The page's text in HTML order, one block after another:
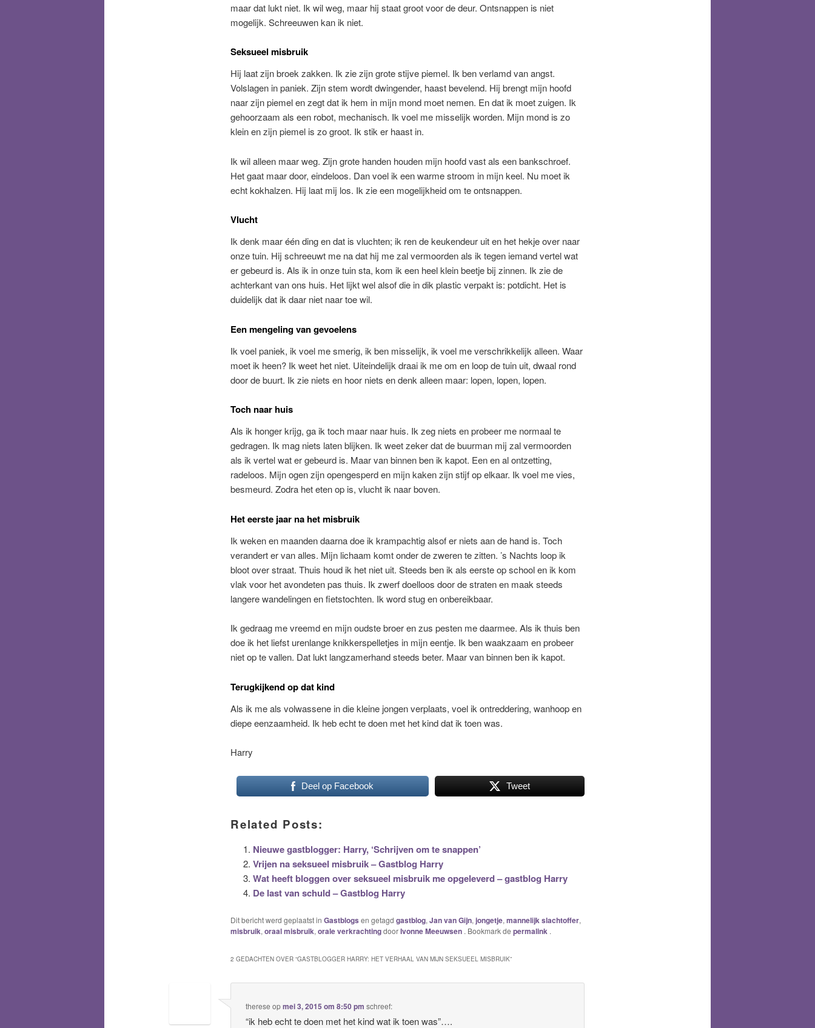
maar dat lukt niet. Ik wil weg, maar hij staat groot voor de deur. Ontsnappen is niet
mogelijk. Schreeuwen kan ik niet.
Seksueel misbruik
Hij laat zijn broek zakken. Ik zie zijn grote stijve piemel. Ik ben verlamd van angst.
Volslagen in paniek. Zijn stem wordt dwingender, haast bevelend. Hij brengt mijn hoofd
naar zijn piemel en zegt dat ik hem in mijn mond moet nemen. En dat ik moet zuigen. Ik
gehoorzaam als een robot, mechanisch. Ik voel me misselijk worden. Mijn mond is zo
klein en zijn piemel is zo groot. Ik stik er haast in.
Ik wil alleen maar weg. Zijn grote handen houden mijn hoofd vast als een bankschroef.
Het gaat maar door, eindeloos. Dan voel ik een warme stroom in mijn keel. Nu moet ik
echt kokhalzen. Hij laat mij los. Ik zie een mogelijkheid om te ontsnappen.
Vlucht
Ik denk maar één ding en dat is vluchten; ik ren de keukendeur uit en het hekje over naar
onze tuin. Hij schreeuwt me na dat hij me zal vermoorden als ik tegen iemand vertel wat
er gebeurd is. Als ik in onze tuin sta, kom ik een heel klein beetje bij zinnen. Ik zie de
achterkant van ons huis. Het lijkt wel alsof die in dik plastic verpakt is: potdicht. Het is
duidelijk dat ik daar niet naar toe wil.
Een mengeling van gevoelens
Ik voel paniek, ik voel me smerig, ik ben misselijk, ik voel me verschrikkelijk alleen. Waar
moet ik heen? Ik weet het niet. Uiteindelijk draai ik me om en loop de tuin uit, dwaal rond
door de buurt. Ik zie niets en hoor niets en denk alleen maar: lopen, lopen, lopen.
Toch naar huis
Als ik honger krijg, ga ik toch maar naar huis. Ik zeg niets en probeer me normaal te
gedragen. Ik mag niets laten blijken. Ik weet zeker dat de buurman mij zal vermoorden
als ik vertel wat er gebeurd is. Maar van binnen ben ik kapot. Een en al ontzetting,
radeloos. Mijn ogen zijn opengesperd en mijn kaken zijn stijf op elkaar. Ik voel me vies,
besmeurd. Zodra het eten op is, vlucht ik naar boven.
Het eerste jaar na het misbruik
Ik weken en maanden daarna doe ik krampachtig alsof er niets aan de hand is. Toch
verandert er van alles. Mijn lichaam komt onder de zweren te zitten. ’s Nachts loop ik
bloot over straat. Thuis houd ik het niet uit. Steeds ben ik als eerste op school en ik kom
vlak voor het avondeten pas thuis. Ik zwerf doelloos door de straten en maak steeds
langere wandelingen en fietstochten. Ik word stug en onbereikbaar.
Ik gedraag me vreemd en mijn oudste broer en zus pesten me daarmee. Als ik thuis ben
doe ik het liefst urenlange knikkerspelletjes in mijn eentje. Ik ben waakzaam en probeer
niet op te vallen. Dat lukt langzamerhand steeds beter. Maar van binnen ben ik kapot.
Terugkijkend op dat kind
Als ik me als volwassene in die kleine jongen verplaats, voel ik ontreddering, wanhoop en
diepe eenzaamheid. Ik heb echt te doen met het kind dat ik toen was.
Harry
Deel op Facebook Tweet
Related Posts:
Nieuwe gastblogger: Harry, ‘Schrijven om te snappen’
Vrijen na seksueel misbruik – Gastblog Harry
Wat heeft bloggen over seksueel misbruik me opgeleverd – gastblog Harry
De last van schuld – Gastblog Harry
Dit bericht werd geplaatst in Gastblogs en getagd gastblog, Jan van Gijn, jongetje, mannelijk slachtoffer,
misbruik, oraal misbruik, orale verkrachtingdoorIvonne Meeuwsen . Bookmark de permalink .
2 GEDACHTEN OVER “GASTBLOGGER HARRY: HET VERHAAL VAN MIJN SEKSUEEL MISBRUIK”
therese opmei 3, 2015 om 8:50 pm schreef:
“ik heb echt te doen met het kind wat ik toen was”….